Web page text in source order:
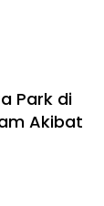
Park di
Akibat